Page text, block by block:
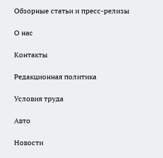
Обзорные статьи и пресс-релизы
О нас
Контакты
Редакционная политика
Условия труда
Авто
Новости